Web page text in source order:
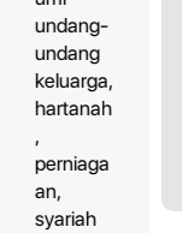
undang-
undang
keluarga,
hartanah
,
perniaga
an,
syariah